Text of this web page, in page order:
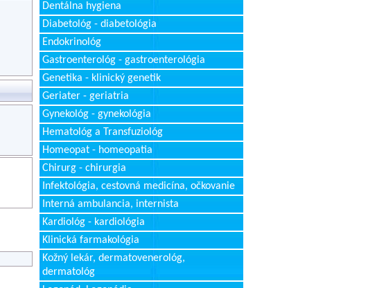
Dentálna hygiena
Diabetológ - diabetológia
Endokrinológ
Gastroenterológ - gastroenterológia
Genetika - klinický genetik
Geriater - geriatria
Gynekológ - gynekológia
Hematológ a Transfuziológ
Homeopat - homeopatia
Chirurg - chirurgia
Infektológia, cestovná medicína, očkovanie
Interná ambulancia, internista
Kardiológ - kardiológia
Klinická farmakológia
Kožný lekár, dermatovenerológ,
dermatológ